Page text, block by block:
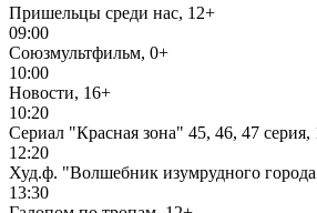
Пришельцы среди нас, 12+
09:00
Союзмультфильм, 0+
10:00
Новости, 16+
10:20
Сериал "Красная зона" 45, 46, 47 серия,
12:20
Худ.ф. "Волшебник изумрудного
13:30